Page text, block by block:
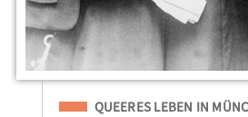
Eingeordnet unter
QUEERES LEBEN IN